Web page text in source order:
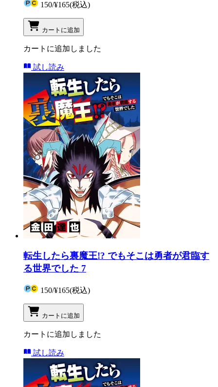
150/¥165(税込)
カートに追加
カートに追加しました
試し読み
転生したら裏魔王!? でもそこは勇者が君臨す
る世界でした 7
150/¥165(税込)
カートに追加
カートに追加しました
試し読み